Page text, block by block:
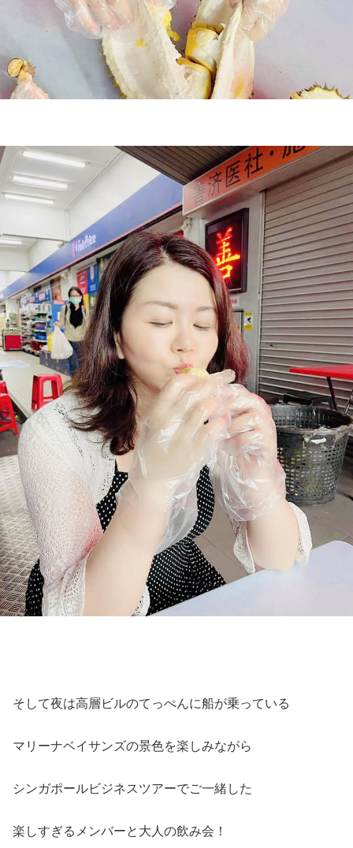
そして夜は高層ビルのてっぺんに船が乗っている
マリーナベイサンズの景色を楽しみながら
シンガポールビジネスツアーでご一緒した
楽しすぎるメンバーと大人の飲み会！